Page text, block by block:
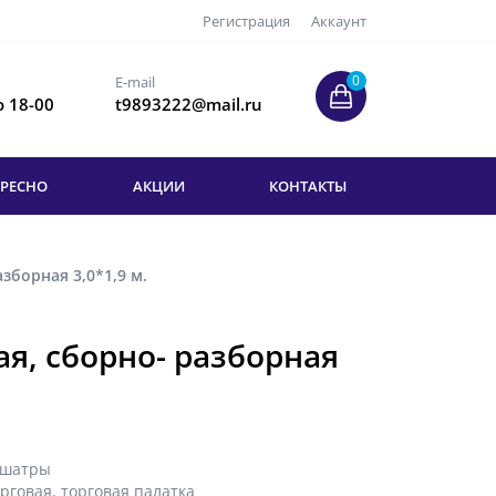
Регистрация Аккаунт
18-00
E-mail
t9893222@mail.ru
0
АКЦИИ КОНТАКТЫ
3,0*1,9 м.
сборно- разборная
, торговая палатка